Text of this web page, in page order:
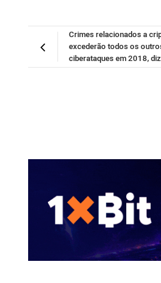
Crimes relacionados a
excederão todos os
ciberataques em 2018,